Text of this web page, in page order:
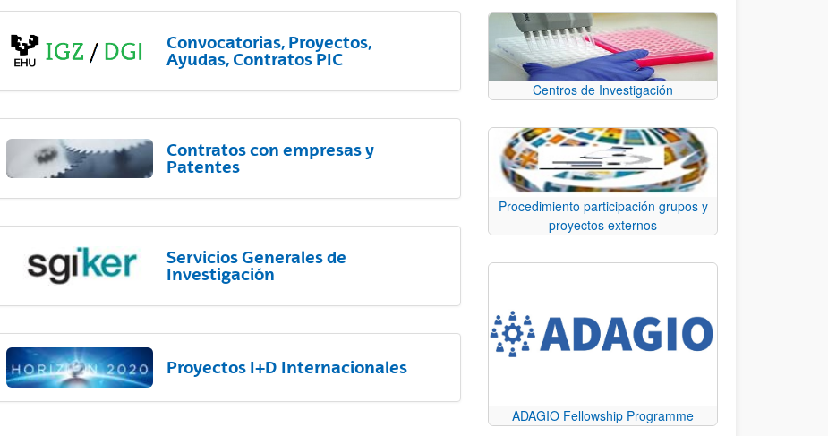
Convocatorias, Proyectos,
Ayudas, Contratos PIC
Contratos con empresas y
Patentes
Servicios Generales de
Investigación
Proyectos I+D Internacionales
Centros de Investigación
Procedimiento participación grupos y
proyectos externos
ADAGIO Fellowship Programme